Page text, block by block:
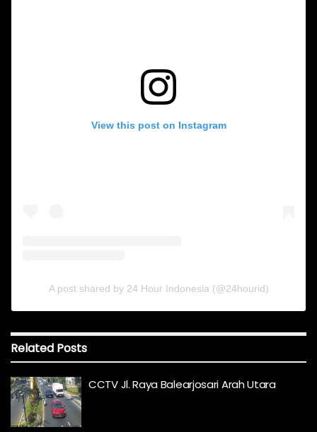
View this post on Instagram
A post shared by 24 Hour Indonesia (@24hourid)
Related Posts
CCTV Jl. Raya Balearjosari Arah Utara